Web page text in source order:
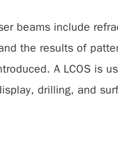
beams include
the results of
A LCOS is
drilling, and